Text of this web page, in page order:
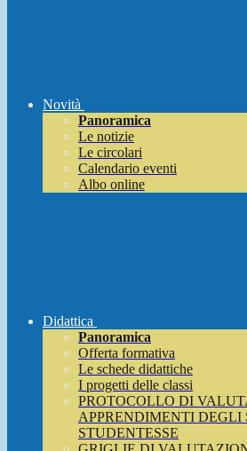
Novità
Panoramica
Le notizie
Le circolari
Calendario eventi
Albo online
Didattica
Panoramica
Offerta formativa
Le schede didattiche
I progetti delle classi
PROTOCOLLO DI
APPRENDIMENTI DEGLI
STUDENTESSE